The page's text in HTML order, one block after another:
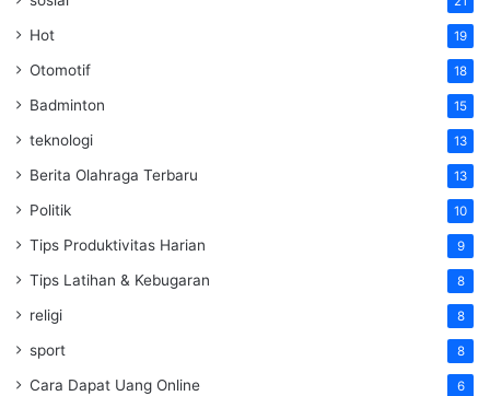
Hot 19
Otomotif 18
Badminton 15
teknologi 13
Berita Olahraga Terbaru 13
Politik 10
Tips Produktivitas Harian 9
Tips Latihan & Kebugaran 8
religi 8
sport 8
Cara Dapat Uang Online 6